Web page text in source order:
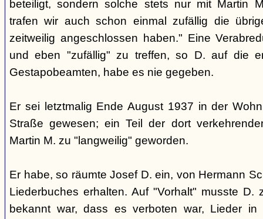
beteiligt, sondern solche stets nur mit Martin
trafen wir auch schon einmal zufällig die
zeitweilig angeschlossen haben." Eine
und eben "zufällig" zu treffen, so D. auf die
Gestapobeamten, habe es nie gegeben.
Er sei letztmalig Ende August 1937 in der
Straße gewesen; ein Teil der dort
Martin M. zu "langweilig" geworden.
Er habe, so räumte Josef D. ein, von Hermann
Liederbuches erhalten. Auf "Vorhalt" musste D.
bekannt war, dass es verboten war, Lieder in